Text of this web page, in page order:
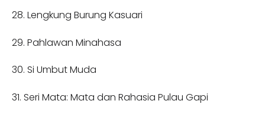
28. Lengkung Burung Kasuari
29. Pahlawan Minahasa
30. Si Umbut Muda
31. Seri Mata: Mata dan Rahasia Pulau Gapi